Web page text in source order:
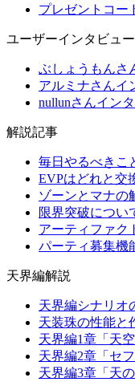
プレゼントコー
ユーザーインタビュ
ぶしょうもんさ
アルミナさんイ
nullunさんイン
解説記事
毎日やるべきこ
EVPはどれと交
ゾーンとマナの
限界突破につい
アーティファク
パーティ募集機
天界編解説
天界編シナリオ
天装珠の性能と
天界編1章「天空
天界編2章「セ
天界編3章「天